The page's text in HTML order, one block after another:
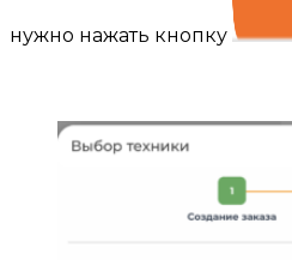
нужно нажать кнопку